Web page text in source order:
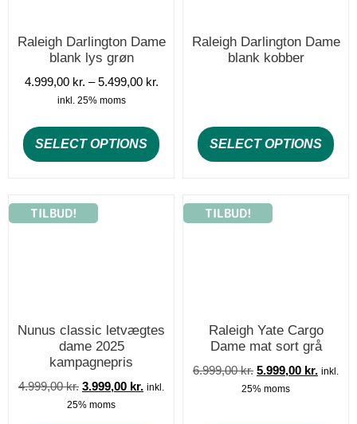
Raleigh Darlington Dame
blank lys grøn
4.999,00 kr. – 5.499,00 kr.
inkl. 25% moms
SELECT OPTIONS
Raleigh Darlington Dame
blank kobber
SELECT OPTIONS
TILBUD!
Nunus classic letvægtes
dame 2025
kampagnepris
4.999,00kr. 3.999,00 kr. inkl.
25% moms
TILBUD!
Raleigh Yate Cargo
Dame mat sort grå
6.999,00kr. 5.999,00 kr. inkl.
25% moms